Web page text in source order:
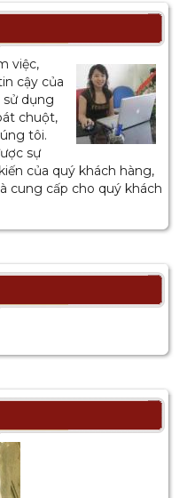
việc,
cậy của
dụng
chuột,
tôi.
sự
của quý khách hàng,
cung cấp cho quý khách